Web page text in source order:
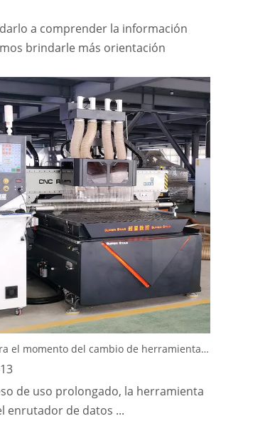
a comprender la información
brindarle más orientación
Una guía para el momento del cambio de herramientas para enrutadores CNC
de uso prolongado, la herramienta
enrutador de datos ...